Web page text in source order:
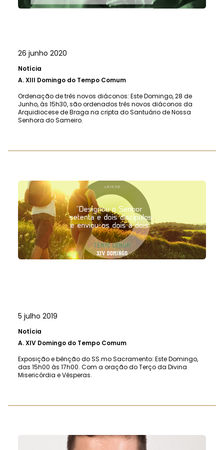
26 junho 2020
Notícia
A.XIII Domingo do Tempo Comum
Ordenação de três novos diáconos: Este Domingo, 28 de
Junho, às 15h30, são ordenados três novos diáconos da
Arquidiocese de Braga na cripta do Santuário de Nossa
Senhora do Sameiro.
5 julho 2019
Notícia
A.XIV Domingo do Tempo Comum
Exposição e bênção do SS.mo Sacramento: Este Domingo,
das 15h00 às 17h00. Com a oração do Terço da Divina
Misericórdia e Vésperas.